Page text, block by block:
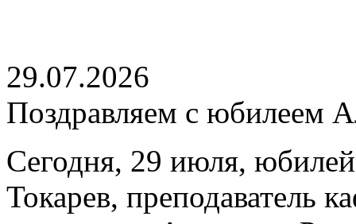
29.07.2026
Поздравляем с юбилеем
Сегодня, 29 июля,
Токарев, преподаватель